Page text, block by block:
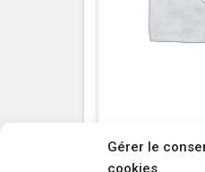
Gérer le
cookies